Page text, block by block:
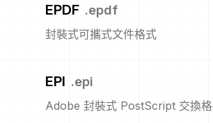
EPDF .epdf
封裝式可攜式文件格式
EPI .epi
Adobe 封裝式 PostScript 交換